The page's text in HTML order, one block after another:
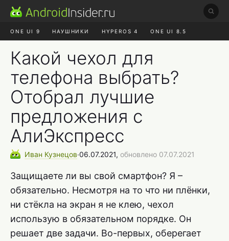
ONE UI 9 НАУШНИКИ HYPEROS 4 ONE UI 8.5
Какой чехол для
телефона выбрать?
Отобрал лучшие
предложения с
АлиЭкспресс
Иван Кузнецов∙06.07.2021, обновлено 07.07.2021
Защищаете ли вы свой смартфон? Я –
обязательно. Несмотря на то что ни плёнки,
ни стёкла на экран я не клею, чехол
использую в обязательном порядке. Он
решает две задачи. Во-первых, оберегает